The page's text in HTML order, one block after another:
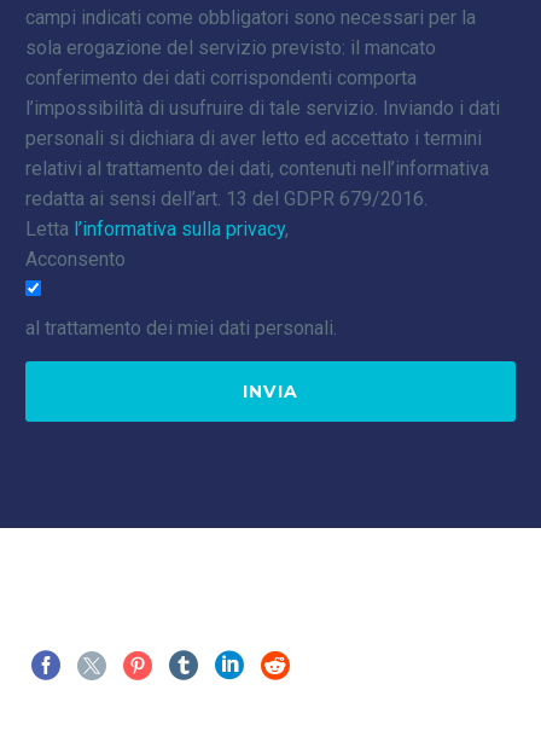
campi indicati come obbligatori sono necessari per la
sola erogazione del servizio previsto: il mancato
conferimento dei dati corrispondenti comporta
l’impossibilità di usufruire di tale servizio. Inviando i dati
personali si dichiara di aver letto ed accettato i termini
relativi al trattamento dei dati, contenuti nell’informativa
redatta ai sensi dell’art. 13 del GDPR 679/2016.
Letta l’informativa sulla privacy,
Acconsento
al trattamento dei miei dati personali.